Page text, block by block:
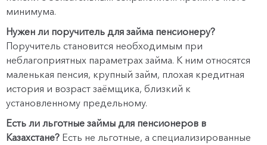
минимума.
Нужен ли поручитель для займа пенсионеру?
Поручитель становится необходимым при
неблагоприятных параметрах займа. К ним относятся
маленькая пенсия, крупный займ, плохая кредитная
история и возраст заёмщика, близкий к
установленному предельному.
Есть ли льготные займы для пенсионеров в
Казахстане? Есть не льготные, а специализированные